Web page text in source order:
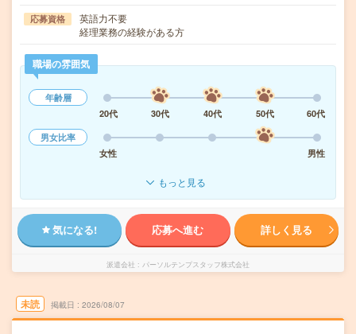
応募資格
英語力不要
経理業務の経験がある方
職場の雰囲気
年齢層
20代
30代 40代 50代
60代
男女比率
女性
男性
もっと見る
気になる! 応募へ進む 詳しく見る
派遣会社 パーソルテンプスタッフ株式会社
未読 掲載日 2026/08/07